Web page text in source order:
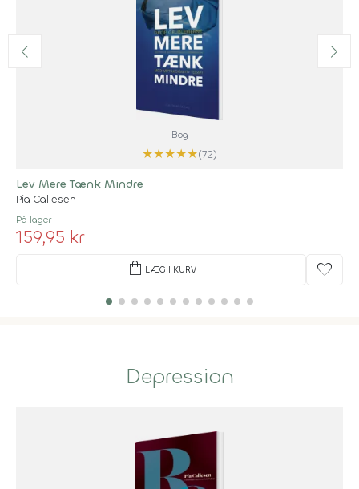
Bog
★★★★★(72)
Lev Mere Tænk Mindre
Pia Callesen
På lager
159,95 kr
shopping_bag LÆG I KURV favorite
Depression